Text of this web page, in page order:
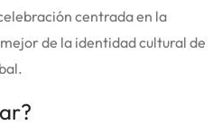
centrada en la
de la identidad cultural de